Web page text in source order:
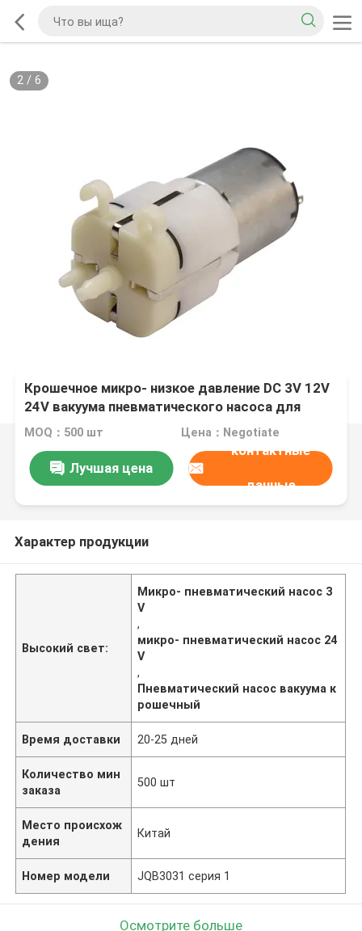
2/ 6
Крошечное микро- низкое давление DC 3V 12V
24V вакуума пневматического насоса для
автокресла
MOQ：500 шт Цена：Negotiate
Лучшая цена
контактные
данные
Характер продукции
Высокий свет:
Микро- пневматический насос 3
V
,
микро- пневматический насос 24
V
,
Пневматический насос вакуума к
рошечный
Время доставки 20-25 дней
Количество мин
заказа
500 шт
Место происхож
дения
Китай
Номер модели JQB3031 серия 1
Осмотрите больше